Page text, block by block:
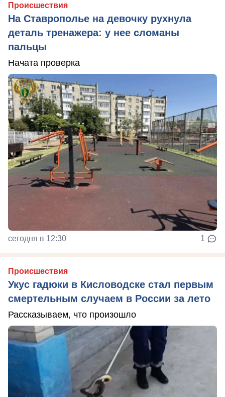
Происшествия
На Ставрополье на девочку рухнула
деталь тренажера: у нее сломаны
пальцы
Начата проверка
сегодня в 12:30 1
Происшествия
Укус гадюки в Кисловодске стал первым
смертельным случаем в России за лето
Рассказываем, что произошло